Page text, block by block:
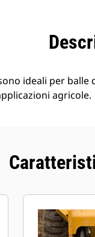
ideali per
agricole.